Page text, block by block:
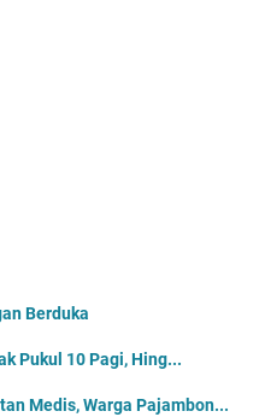
Berduka
Pukul 10 Pagi, Hing...
Medis, Warga Pajambon...